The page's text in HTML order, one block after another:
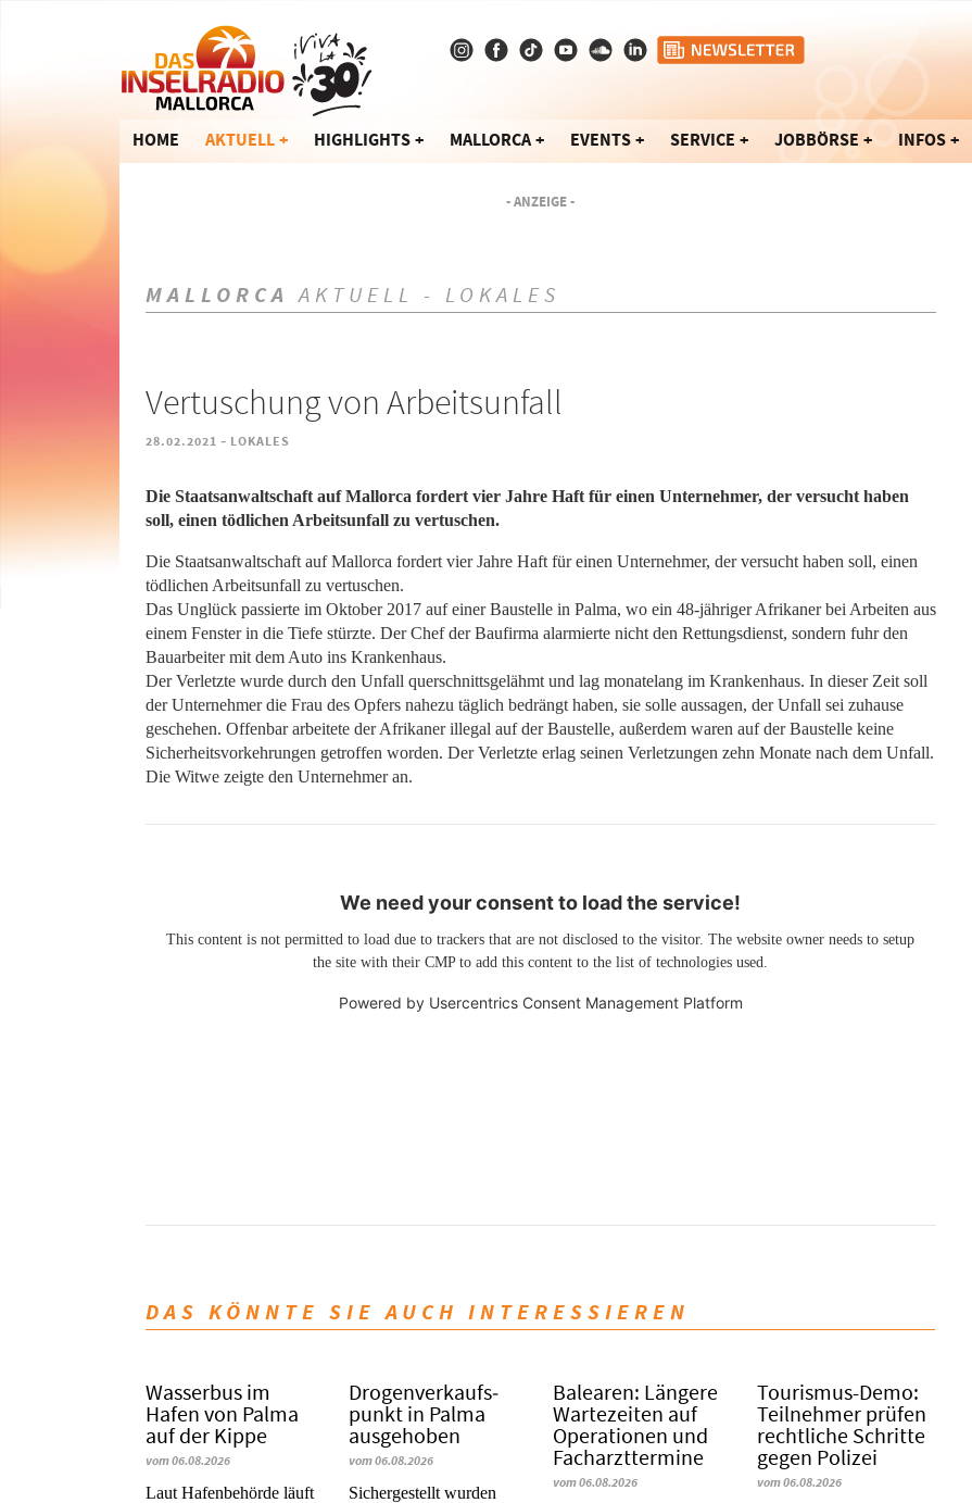
HOME AKTUELL HIGHLIGHTS MALLORCA EVENTS SERVICE JOBBÖRSE INFOS
- ANZEIGE -
MALLORCA AKTUELL - LOKALES
Vertuschung von Arbeitsunfall
28.02.2021 - LOKALES
Die Staatsanwaltschaft auf Mallorca fordert vier Jahre Haft für einen Unternehmer, der versucht haben
soll, einen tödlichen Arbeitsunfall zu vertuschen.
Die Staatsanwaltschaft auf Mallorca fordert vier Jahre Haft für einen Unternehmer, der versucht haben soll, einen
tödlichen Arbeitsunfall zu vertuschen.
Das Unglück passierte im Oktober 2017 auf einer Baustelle in Palma, wo ein 48-jähriger Afrikaner bei Arbeiten aus
einem Fenster in die Tiefe stürzte. Der Chef der Baufirma alarmierte nicht den Rettungsdienst, sondern fuhr den
Bauarbeiter mit dem Auto ins Krankenhaus.
Der Verletzte wurde durch den Unfall querschnittsgelähmt und lag monatelang im Krankenhaus. In dieser Zeit soll
der Unternehmer die Frau des Opfers nahezu täglich bedrängt haben, sie solle aussagen, der Unfall sei zuhause
geschehen. Offenbar arbeitete der Afrikaner illegal auf der Baustelle, außerdem waren auf der Baustelle keine
Sicherheitsvorkehrungen getroffen worden. Der Verletzte erlag seinen Verletzungen zehn Monate nach dem Unfall.
Die Witwe zeigte den Unternehmer an.
We need your consent to load the service!
This content is not permitted to load due to trackers that are not disclosed to the visitor. The website owner needs to setup
the site with their CMP to add this content to the list of technologies used.
Powered by Usercentrics Consent Management Platform
DAS KÖNNTE SIE AUCH INTERESSIEREN
Wasserbus im
Hafen von Palma
auf der Kippe
vom 06.08.2026
Laut Hafenbehörde läuft
Dro­gen­ver­kaufs­
punkt in Palma
ausgehoben
vom 06.08.2026
​​​​​​​Sichergestellt wurden
Balearen: Längere
Wartezeiten auf
Operationen und
Facharzttermine
vom 06.08.2026
Tourismus-Demo:
Teilnehmer prüfen
rechtliche Schritte
gegen Polizei
vom 06.08.2026